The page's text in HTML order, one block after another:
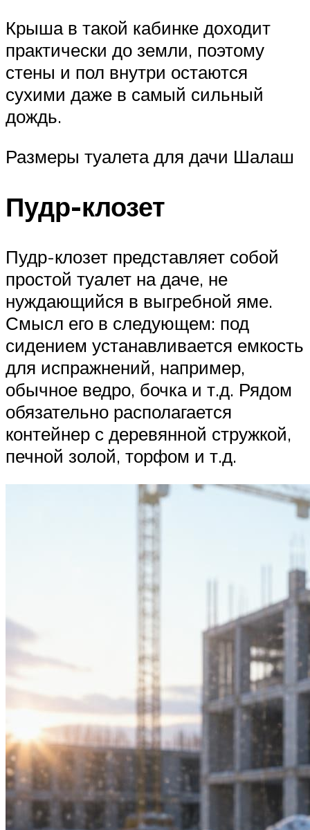
Крыша в такой кабинке доходит
практически до земли, поэтому
стены и пол внутри остаются
сухими даже в самый сильный
дождь.
Размеры туалета для дачи Шалаш
Пудр-клозет
Пудр-клозет представляет собой
простой туалет на даче, не
нуждающийся в выгребной яме.
Смысл его в следующем: под
сидением устанавливается емкость
для испражнений, например,
обычное ведро, бочка и т.д. Рядом
обязательно располагается
контейнер с деревянной стружкой,
печной золой, торфом и т.д.